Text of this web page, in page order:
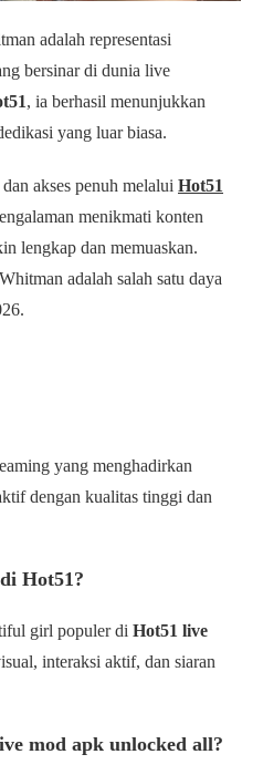
adalah representasi
bersinar di dunia live
, ia berhasil menunjukkan
yang luar biasa.
dan akses penuh melalui Hot51
menikmati konten
lengkap dan memuaskan.
adalah salah satu daya
yang menghadirkan
dengan kualitas tinggi dan
Hot51?
girl populer di Hot51 live
interaksi aktif, dan siaran
mod apk unlocked all?